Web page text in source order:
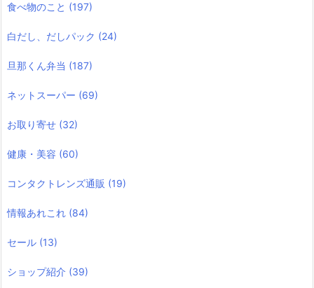
食べ物のこと (197)
白だし、だしパック (24)
旦那くん弁当 (187)
ネットスーパー (69)
お取り寄せ (32)
健康・美容 (60)
コンタクトレンズ通販 (19)
情報あれこれ (84)
セール (13)
ショップ紹介 (39)